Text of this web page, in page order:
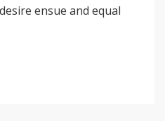
ensue and equal